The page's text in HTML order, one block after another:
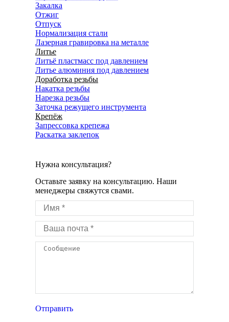
Закалка
Отжиг
Отпуск
Нормализация стали
Лазерная гравировка на металле
Литье
Литьё пластмасс под давлением
Литье алюминия под давлением
Доработка резьбы
Накатка резьбы
Нарезка резьбы
Заточка режущего инструмента
Крепёж
Запрессовка крепежа
Раскатка заклепок
Нужна консультация?
Оставьте заявку на консультацию. Наши
менеджеры свяжутся свами.
Имя *
Ваша почта *
Сообщение
Отправить